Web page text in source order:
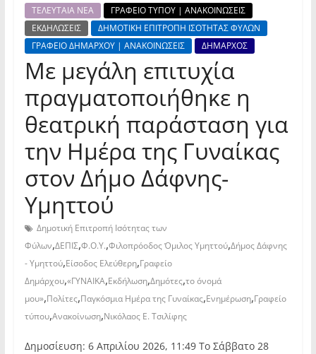
ΤΕΛΕΥΤΑΙΑ ΝΕΑ
ΓΡΑΦΕΙΟ ΤΥΠΟΥ | ΑΝΑΚΟΙΝΩΣΕΙΣ
ΕΚΔΗΛΩΣΕΙΣ
ΔΗΜΟΤΙΚΗ ΕΠΙΤΡΟΠΗ ΙΣΟΤΗΤΑΣ ΦΥΛΩΝ
ΓΡΑΦΕΙΟ ΔΗΜΑΡΧΟΥ | ΑΝΑΚΟΙΝΩΣΕΙΣ
ΔΗΜΑΡΧΟΣ
Με μεγάλη επιτυχία
πραγματοποιήθηκε η
θεατρική παράσταση για
την Ημέρα της Γυναίκας
στον Δήμο Δάφνης-
Υμηττού
Δημοτική Επιτροπή Ισότητας των
Φύλων,ΔΕΠΙΣ,Φ.Ο.Υ.,Φιλοπρόοδος Όμιλος Υμηττού,Δήμος Δάφνης
- Υμηττού,Είσοδος Ελεύθερη,Γραφείο
Δημάρχου,«ΓΥΝΑΙΚΑ,Εκδήλωση,Δημότες,το όνομά
μου»,Πολίτες,Παγκόσμια Ημέρα της Γυναίκας,Ενημέρωση,Γραφείο
τύπου,Ανακοίνωση,Νικόλαος Ε. Τσιλίφης
Δημοσίευση: 6 Απριλίου 2026, 11:49 Το Σάββατο 28